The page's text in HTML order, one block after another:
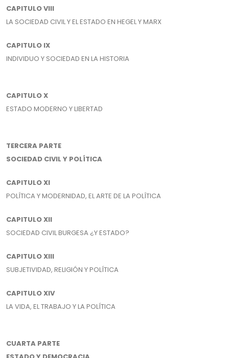
CAPITULO VIII
LA SOCIEDAD CIVIL Y EL ESTADO EN HEGEL Y MARX
CAPITULO IX
INDIVIDUO Y SOCIEDAD EN LA HISTORIA
CAPITULO X
ESTADO MODERNO Y LIBERTAD
TERCERA PARTE
SOCIEDAD CIVIL Y POLÍTICA
CAPITULO XI
POLÍTICA Y MODERNIDAD, EL ARTE DE LA POLÍTICA
CAPITULO XII
SOCIEDAD CIVIL BURGESA ¿Y ESTADO?
CAPITULO XIII
SUBJETIVIDAD, RELIGIÓN Y POLÍTICA
CAPITULO XIV
LA VIDA, EL TRABAJO Y LA POLÍTICA
CUARTA PARTE